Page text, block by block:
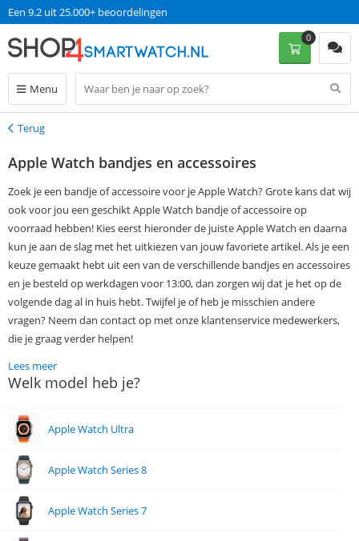
Een 9.2 uit 25.000+ beoordelingen
Menu
0
Terug
Terug
Apple Watch bandjes en accessoires
Zoek je een bandje of accessoire voor je Apple Watch? Grote kans dat wij
ook voor jou een geschikt Apple Watch bandje of accessoire op
voorraad hebben! Kies eerst hieronder de juiste Apple Watch en daarna
kun je aan de slag met het uitkiezen van jouw favoriete artikel. Als je een
keuze gemaakt hebt uit een van de verschillende bandjes en accessoires
en je besteld op werkdagen voor 13:00, dan zorgen wij dat je het op de
volgende dag al in huis hebt. Twijfel je of heb je misschien andere
vragen? Neem dan contact op met onze klantenservice medewerkers,
die je graag verder helpen!
Lees meer
Welk model heb je?
Apple Watch Ultra
Apple Watch Series 8
Apple Watch Series 7